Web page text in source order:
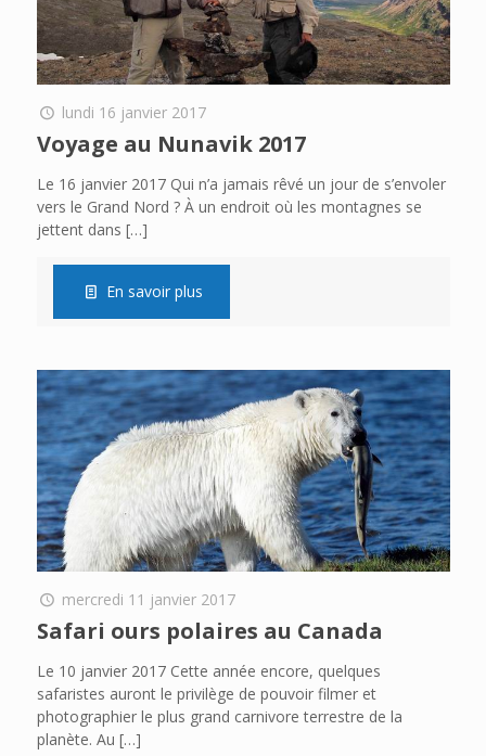
lundi 16 janvier 2017
Voyage au Nunavik 2017
Le 16 janvier 2017 Qui n’a jamais rêvé un jour de s’envoler
vers le Grand Nord ? À un endroit où les montagnes se
jettent dans […]
En savoir plus
mercredi 11 janvier 2017
Safari ours polaires au Canada
Le 10 janvier 2017 Cette année encore, quelques
safaristes auront le privilège de pouvoir filmer et
photographier le plus grand carnivore terrestre de la
planète. Au […]